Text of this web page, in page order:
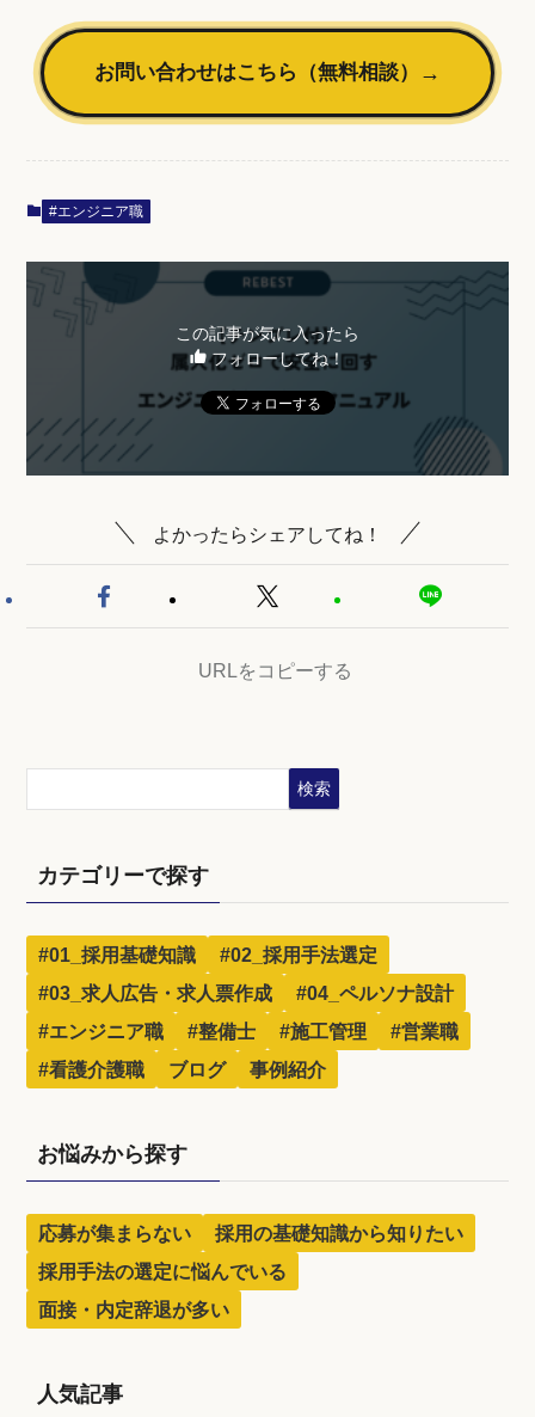
お問い合わせはこちら（無料相談） →
#エンジニア職
この記事が気に入ったら
フォローしてね！
よかったらシェアしてね！
URLをコピーする
検索
カテゴリーで探す
#01_採用基礎知識
#02_採用手法選定
#03_求人広告・求人票作成
#04_ペルソナ設計
#エンジニア職
#整備士 #施工管理
#営業職
#看護介護職
ブログ 事例紹介
お悩みから探す
応募が集まらない
採用の基礎知識から知りたい
採用手法の選定に悩んでいる
面接・内定辞退が多い
人気記事